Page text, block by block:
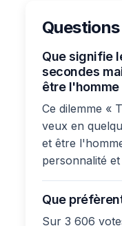
Que signifie
secondes
être l'homme
Ce dilemme «
veux en
et être
personnalité
Que
Sur 3 606